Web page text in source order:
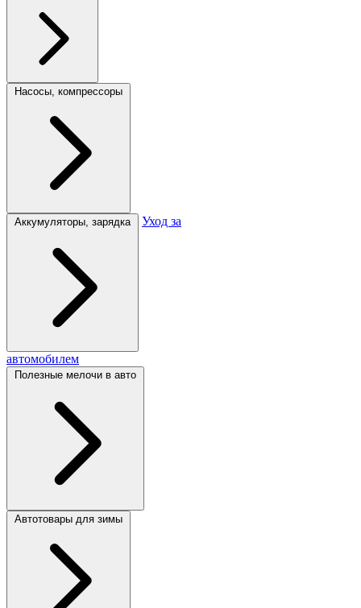
Насосы, компрессоры
Аккумуляторы, зарядка Уход за
автомобилем
Полезные мелочи в авто
Автотовары для зимы